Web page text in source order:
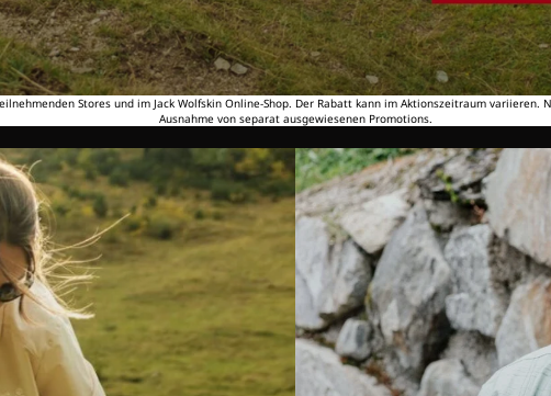
Stores und im Jack Wolfskin Online-Shop. Der Rabatt kann im Aktionszeitraum
Ausnahme von separat ausgewiesenen Promotions.